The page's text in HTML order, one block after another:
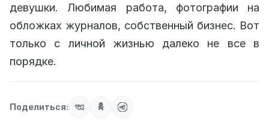
девушки. Любимая работа, фотографии на
обложках журналов, собственный бизнес. Вот
только с личной жизнью далеко не все в
порядке.
Поделиться: